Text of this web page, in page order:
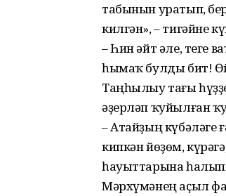
табынын уратып,
килгән», – тигәйне
– Һин әйт әле, теге
һымаҡ булды бит!
Таңһылыу тағы
әҙерләп ҡуйылған
– Атайҙың күбәләге
кипкән йөҙөм,
һауыттарына
Мәрхүмәнең аҫыл